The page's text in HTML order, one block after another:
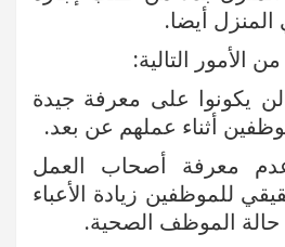
أيضا.
الأمور التالية:
يكونوا على معرفة جيدة
أثناء عملهم عن بعد.
معرفة أصحاب العمل
للموظفين زيادة الأعباء
حالة الموظف الصحية.